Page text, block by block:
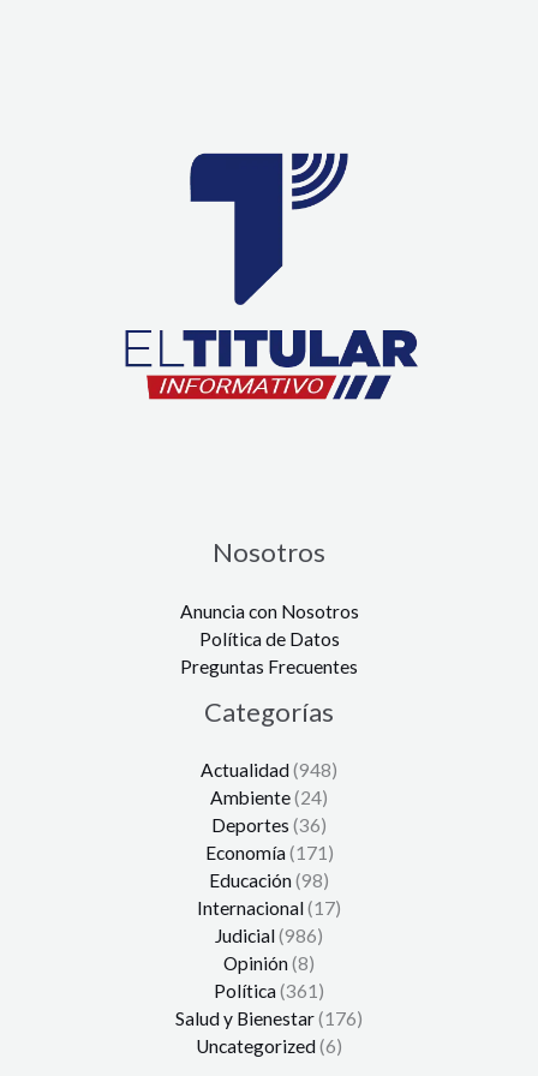
Nosotros
Anuncia con Nosotros
Política de Datos
Preguntas Frecuentes
Categorías
Actualidad(948)
Ambiente(24)
Deportes (36)
Economía(171)
Educación(98)
Internacional(17)
Judicial(986)
Opinión(8)
Política(361)
Salud y Bienestar(176)
Uncategorized(6)